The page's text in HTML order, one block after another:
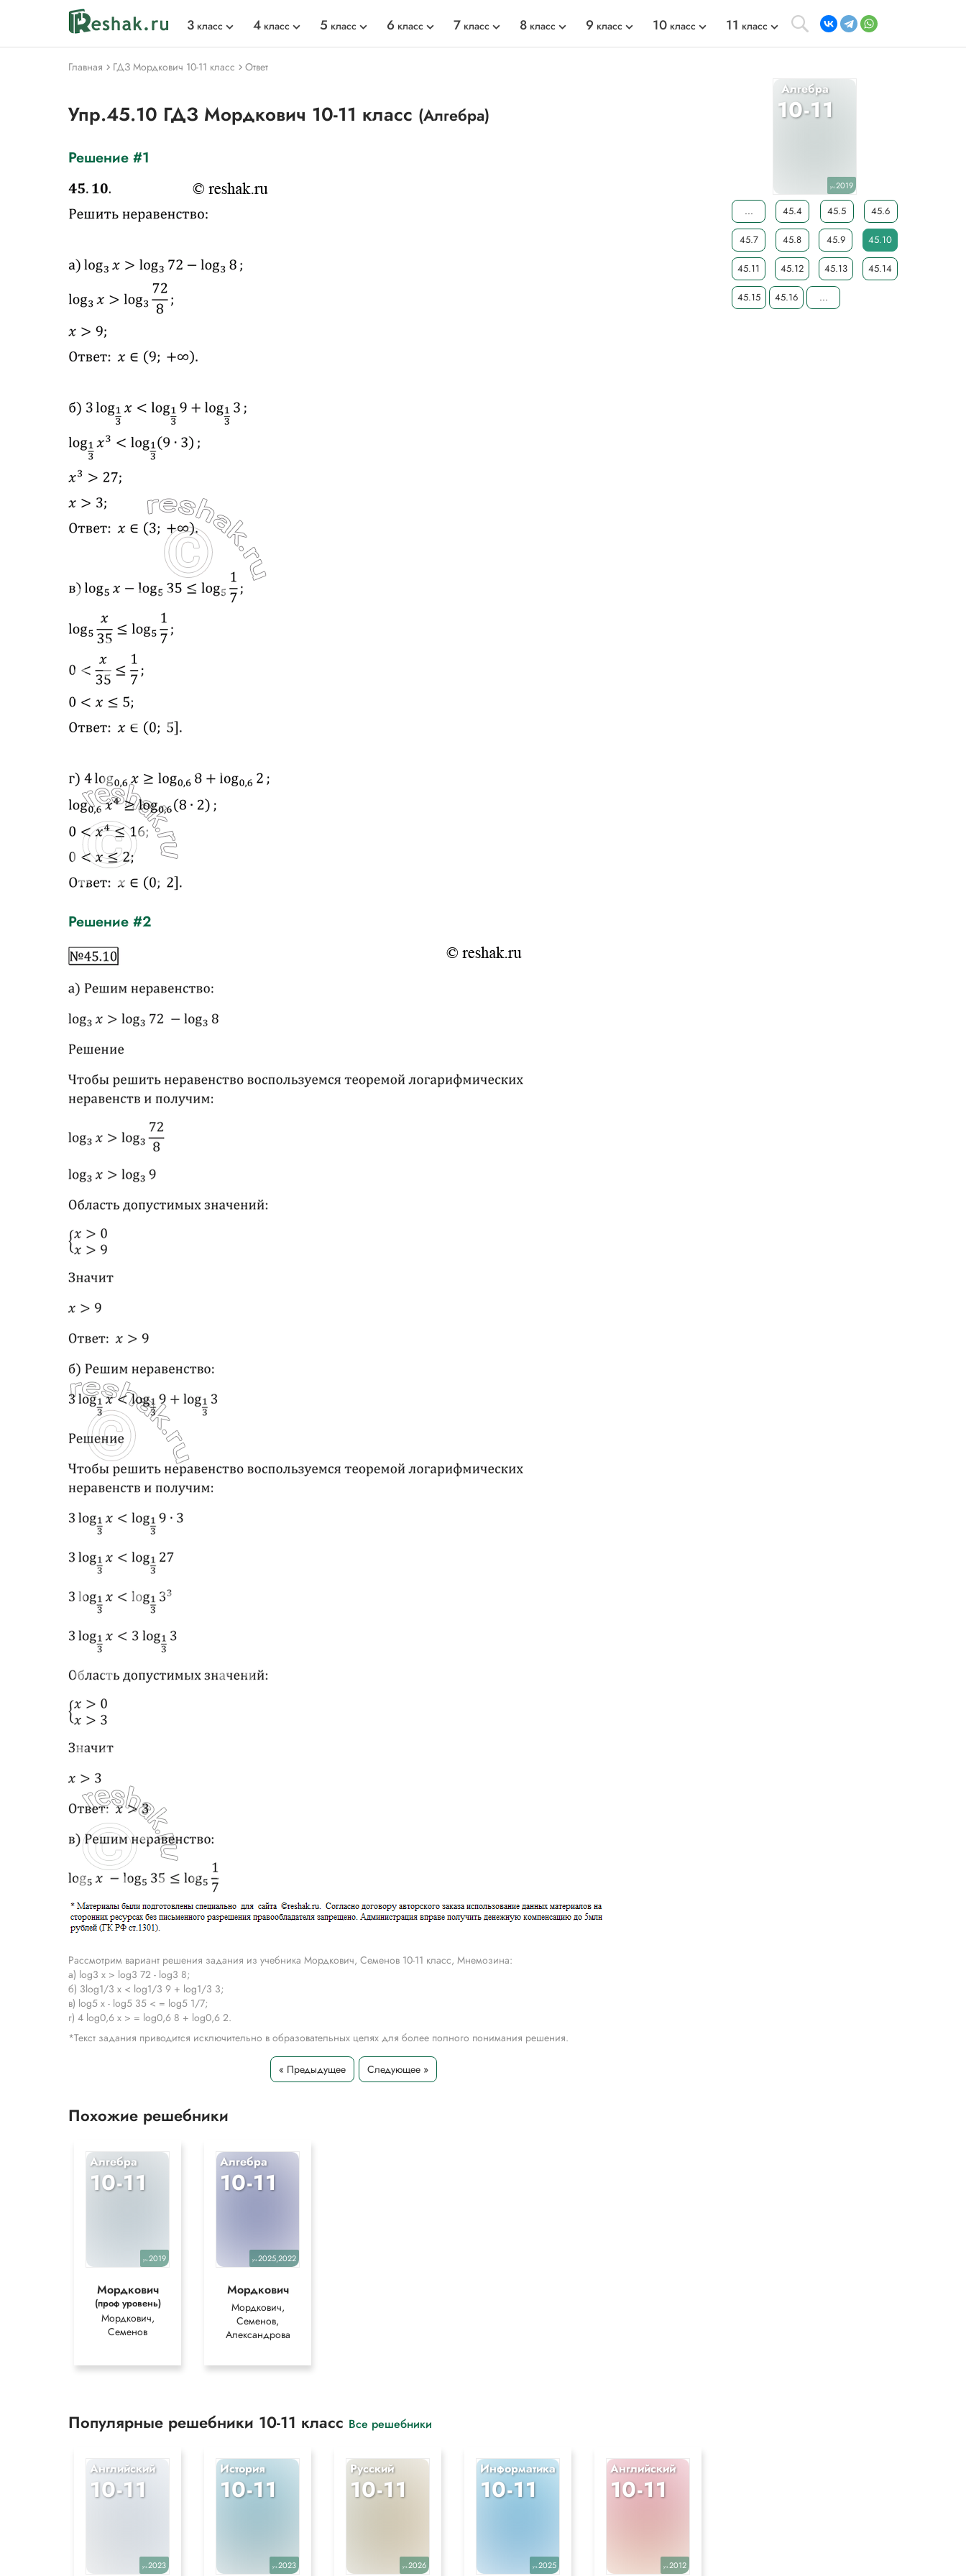
3 класс 4 класс 5 класс 6 класс 7 класс 8 класс 9 класс 10 класс 11 класс
Главная ГДЗ Мордкович 10-11 класс Ответ
Упр.45.10 ГДЗ Мордкович 10-11 класс (Алгебра)
Решение #1
Решение #2
Рассмотрим вариант решения задания из учебника Мордкович, Семенов 10-11 класс, Мнемозина:
a) log3 x > log3 72 - log3 8;
б) 3log1/3 x < log1/3 9 + log1/3 3;
в) log5 x - log5 35 < = log5 1/7;
г) 4 log0,6 x > = log0,6 8 + log0,6 2.
*Текст задания приводится исключительно в образовательных целях для более полного понимания решения.
« Предыдущее Следующее »
Похожие решебники
Алгебра
10-11
уч.2019
Мордкович
(проф уровень)
Мордкович,
Семенов
Алгебра
10-11
уч.2025,2022
Мордкович
Мордкович,
Семенов,
Александрова
Популярные решебники 10-11 класс Все решебники
Английский
10-11
уч.2023
История
10-11
уч.2023
Русский
10-11
уч.2026
Информатика
10-11
уч.2025
Английский
10-11
уч.2012
Алгебра
10-11
уч.2019
... 45.4 45.5 45.6
45.7 45.8 45.9 45.10
45.11 45.12 45.13 45.14
45.15 45.16 ...